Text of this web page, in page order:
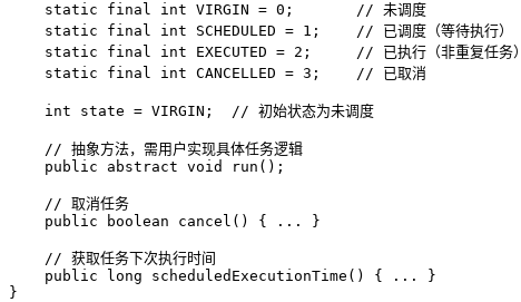
static
final int VIRGIN = 0 ;
// 未调度
static
final int SCHEDULED = 1 ;
// 已调度（等待执行）
static
final int EXECUTED = 2 ;
// 已执行（非重复任务）
static
final int CANCELLED = 3 ; // 已取消
int state = VIRGIN; // 初始状态为未调度
// 抽象方法，需用户实现具体任务逻辑
public
abstract void run () ;
// 取消任务
public
boolean cancel () { ... }
// 获取任务下次执行时间
public
long scheduledExecutionTime ()
{ ... }
}